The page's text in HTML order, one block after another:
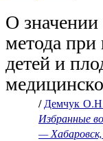
О значении
метода при
детей и
/Демчук
Избранные
—